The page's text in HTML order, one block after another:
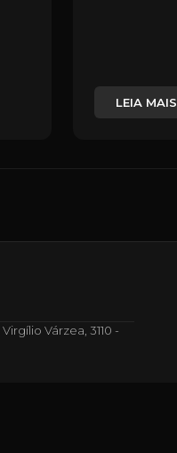
LEIA MAIS
Várzea, 3110 -